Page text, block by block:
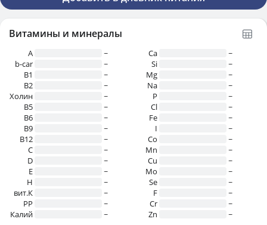
Витамины и минералы
A
~
b-car
~
В1
~
B2
~
Холин
~
B5
~
B6
~
B9
~
B12
~
C
~
D
~
E
~
H
~
вит.К
~
PP
~
Калий
~
Ca
~
Si
~
Mg
~
Na
~
P
~
Cl
~
Fe
~
I
~
Co
~
Mn
~
Cu
~
Mo
~
Se
~
F
~
Cr
~
Zn
~